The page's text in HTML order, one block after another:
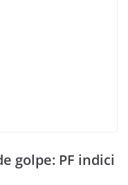
golpe: PF indici